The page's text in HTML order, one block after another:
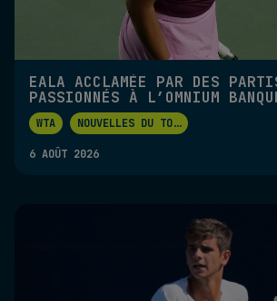
EALA ACCLAMÉE PAR DES
PASSIONNÉS À L’OMNIUM
WTA NOUVELLES DU TO...
6 AOÛT 2026